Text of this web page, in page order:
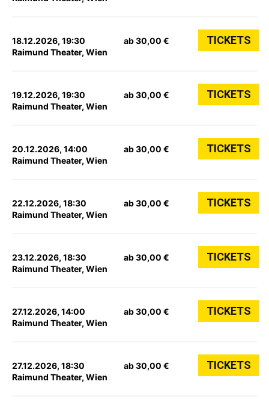
18.12.2026, 19:30
Raimund Theater, Wien
ab 30,00 € TICKETS
19.12.2026, 19:30
Raimund Theater, Wien
ab 30,00 € TICKETS
20.12.2026, 14:00
Raimund Theater, Wien
ab 30,00 € TICKETS
22.12.2026, 18:30
Raimund Theater, Wien
ab 30,00 € TICKETS
23.12.2026, 18:30
Raimund Theater, Wien
ab 30,00 € TICKETS
27.12.2026, 14:00
Raimund Theater, Wien
ab 30,00 € TICKETS
27.12.2026, 18:30
Raimund Theater, Wien
ab 30,00 € TICKETS